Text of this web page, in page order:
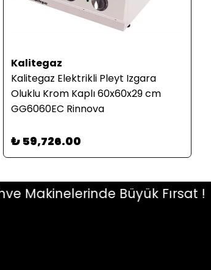
Kalitegaz
Kalitegaz Elektrikli Pleyt Izgara
Oluklu Krom Kaplı 60x60x29 cm
GG6060EC Rinnova
₺ 59,726.00
Büyük Fırsat !